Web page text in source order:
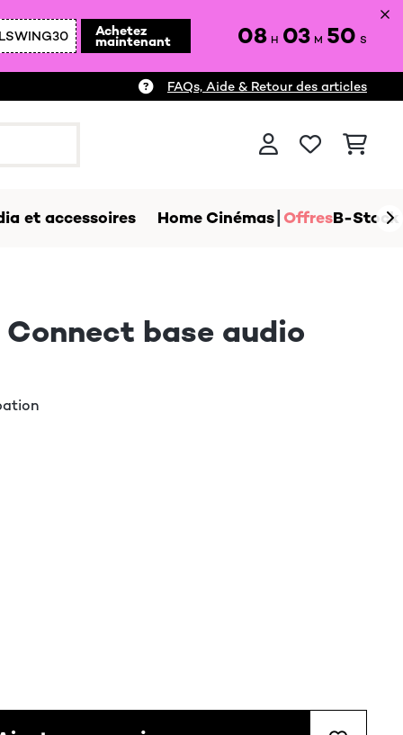
Achetez
maintenant 08 H 03 M 49 S
FAQs, Aide & Retour des articles
et accessoires Home Cinémas OffresB-Stock
base audio